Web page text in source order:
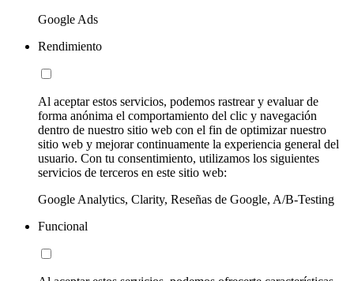
Google Ads
Rendimiento
Al aceptar estos servicios, podemos rastrear y evaluar de
forma anónima el comportamiento del clic y navegación
dentro de nuestro sitio web con el fin de optimizar nuestro
sitio web y mejorar continuamente la experiencia general del
usuario. Con tu consentimiento, utilizamos los siguientes
servicios de terceros en este sitio web:
Google Analytics, Clarity, Reseñas de Google, A/B-Testing
Funcional